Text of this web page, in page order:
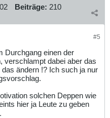
Beiträge: 210
#5
Durchgang einen der
verschlampt dabei aber das
ändern !? Ich such ja nur
solchen Deppen wie
hier ja Leute zu geben